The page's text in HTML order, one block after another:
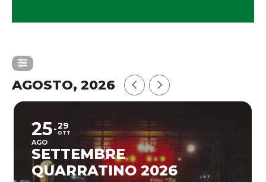
AGOSTO, 2026
25
AGO
29
OTT
SETTEMBRE
QUARRATINO 2026